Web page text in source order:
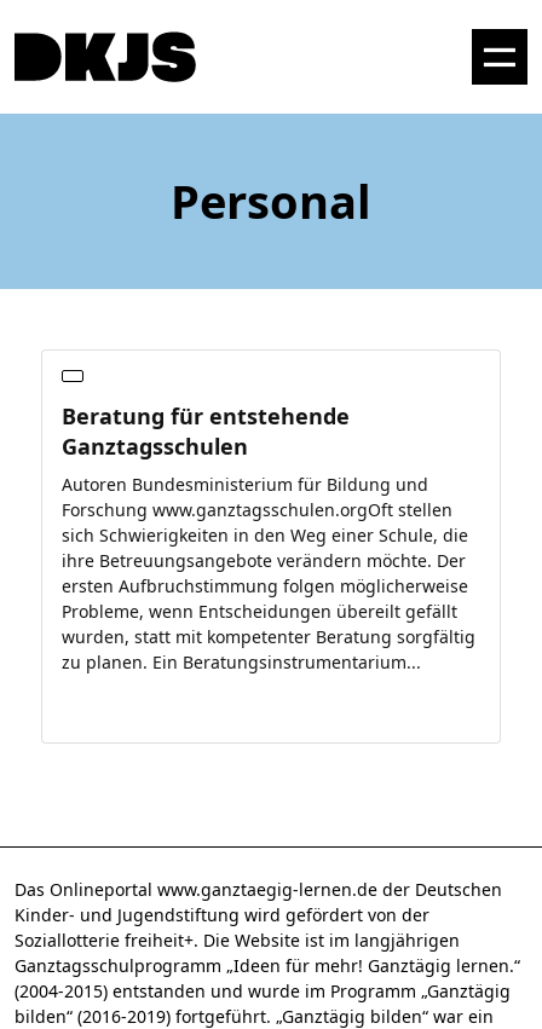
Personal
Beratung für entstehende
Ganztagsschulen
Autoren Bundesministerium für Bildung und
Forschung www.ganztagsschulen.orgOft stellen
sich Schwierigkeiten in den Weg einer Schule, die
ihre Betreuungsangebote verändern möchte. Der
ersten Aufbruchstimmung folgen möglicherweise
Probleme, wenn Entscheidungen übereilt gefällt
wurden, statt mit kompetenter Beratung sorgfältig
zu planen. Ein Beratungsinstrumentarium...
Das Onlineportal www.ganztaegig-lernen.de der Deutschen
Kinder- und Jugendstiftung wird gefördert von der
Soziallotterie freiheit+. Die Website ist im langjährigen
Ganztagsschulprogramm „Ideen für mehr! Ganztägig lernen.“
(2004-2015) entstanden und wurde im Programm „Ganztägig
bilden“ (2016-2019) fortgeführt. „Ganztägig bilden“ war ein